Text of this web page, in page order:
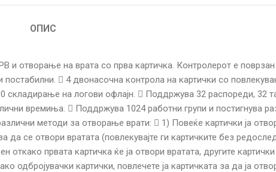
ОПИС
и отворање на врата со прва картичка. Контролерот е
 4 двонасочна контрола на картички со
на логови офлајн.  Поддржува 32 распореди, 32
времиња.  Поддржува 1024 работни групи и постигнува
методи за отворање врати:  1) Повеќе картички ја
се отвори вратата (повлекувајте ги картичките без
првата картичка ќе ја отвори вратата, другите
картички, повлечете ја картичката за да ја